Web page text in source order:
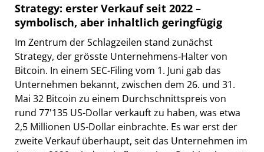
Strategy: erster Verkauf seit 2022 –
symbolisch, aber inhaltlich geringfügig
Im Zentrum der Schlagzeilen stand zunächst
Strategy, der grösste Unternehmens-Halter von
Bitcoin. In einem SEC-Filing vom 1. Juni gab das
Unternehmen bekannt, zwischen dem 26. und 31.
Mai 32 Bitcoin zu einem Durchschnittspreis von
rund 77'135 US-Dollar verkauft zu haben, was etwa
2,5 Millionen US-Dollar einbrachte. Es war erst der
zweite Verkauf überhaupt, seit das Unternehmen im